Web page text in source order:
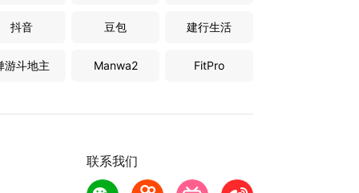
抖音 豆包 建行生活
游斗地主 Manwa2 FitPro
联系我们